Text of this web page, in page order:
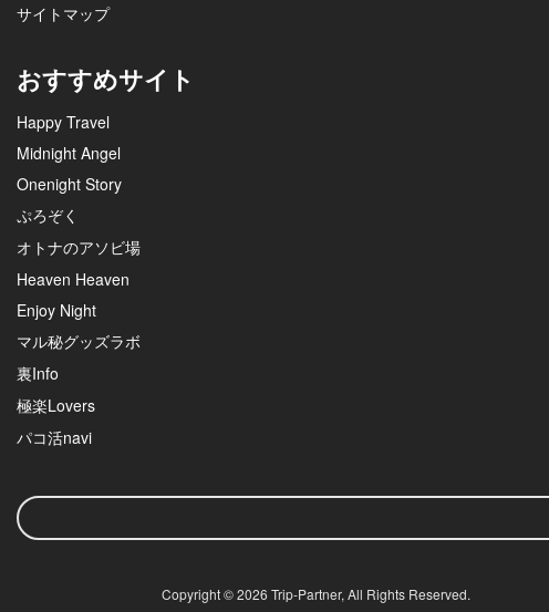
サイトマップ
おすすめサイト
Happy Travel
Midnight Angel
Onenight Story
ぷろぞく
オトナのアソビ場
Heaven Heaven
Enjoy Night
マル秘グッズラボ
裏Info
極楽Lovers
パコ活navi
検
索
Copyright ©2026 Trip-Partner, All Rights Reserved.